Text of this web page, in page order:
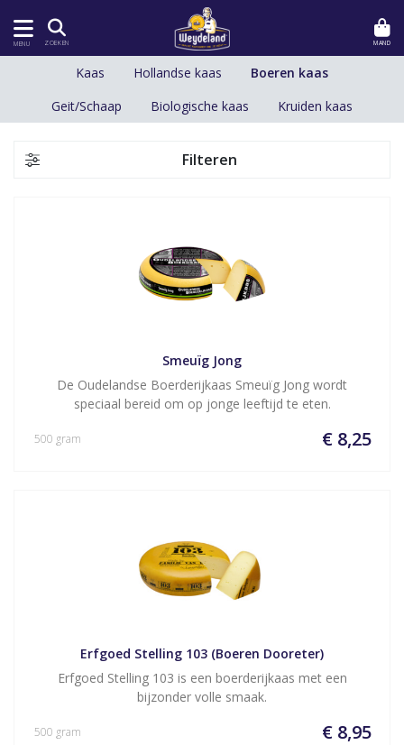
MENU ZOEKEN MAND
Kaas Hollandse kaas
Boeren kaas
Geit/Schaap
Biologische kaas Kruiden kaas
Filteren
Smeuïg Jong
De Oudelandse Boerderijkaas Smeuïg Jong wordt
speciaal bereid om op jonge leeftijd te eten.
€ 8,25
500 gram
Erfgoed Stelling 103 (Boeren Dooreter)
Erfgoed Stelling 103 is een boerderijkaas met een
bijzonder volle smaak.
€ 8,95
500 gram